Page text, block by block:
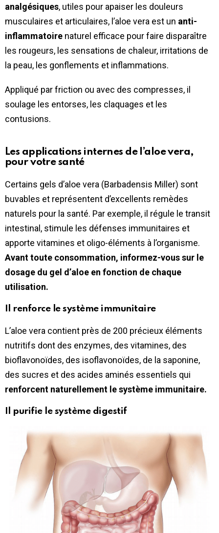
analgésiques, utiles pour apaiser les douleurs
musculaires et articulaires, l’aloe vera est un anti-
inflammatoire naturel efficace pour faire disparaître
les rougeurs, les sensations de chaleur, irritations de
la peau, les gonflements et inflammations.
Appliqué par friction ou avec des compresses, il
soulage les entorses, les claquages et les
contusions.
Les applications internes de l’aloe vera,
pour votre santé
Certains gels d’aloe vera (Barbadensis Miller) sont
buvables et représentent d’excellents remèdes
naturels pour la santé. Par exemple, il régule le transit
intestinal, stimule les défenses immunitaires et
apporte vitamines et oligo-éléments à l’organisme.
Avant toute consommation, informez-vous sur le
dosage du gel d’aloe en fonction de chaque
utilisation.
Il renforce le système immunitaire
L’aloe vera contient près de 200 précieux éléments
nutritifs dont des enzymes, des vitamines, des
bioflavonoïdes, des isoflavonoïdes, de la saponine,
des sucres et des acides aminés essentiels qui
renforcent naturellement le système immunitaire.
Il purifie le système digestif